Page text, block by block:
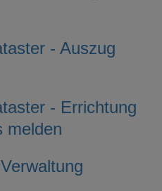
- Auszug
- Errichtung
melden